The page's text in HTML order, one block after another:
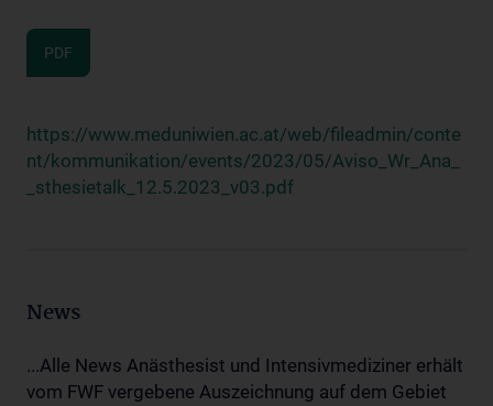
PDF
https://www.meduniwien.ac.at/web/fileadmin/conte
nt/kommunikation/events/2023/05/Aviso_Wr_Ana_
_sthesietalk_12.5.2023_v03.pdf
News
...Alle News Anästhesist und Intensivmediziner erhält
vom FWF vergebene Auszeichnung auf dem Gebiet